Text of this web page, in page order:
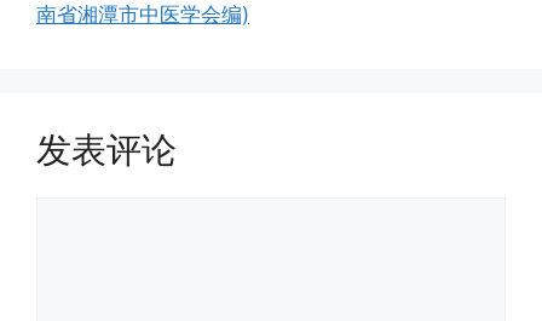
南省湘潭市中医学会编)
发表评论